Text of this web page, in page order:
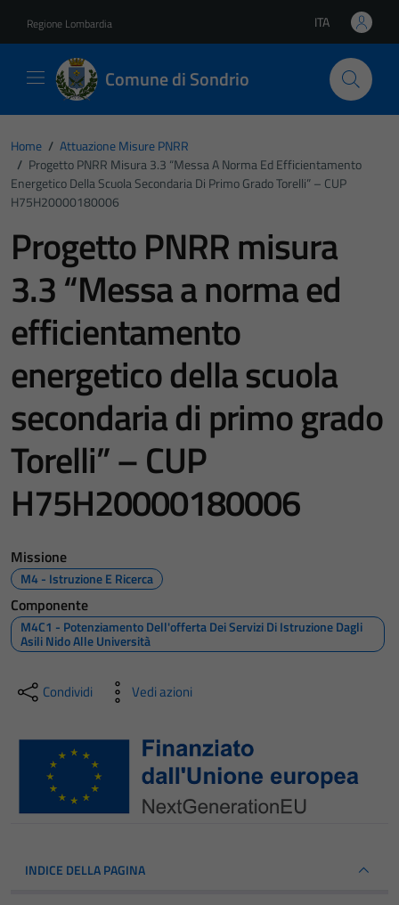
Regione Lombardia Lingua attiva:
ITA
Comune di Sondrio
Home / Attuazione Misure PNRR
/ Progetto PNRR Misura 3.3 “Messa A Norma Ed Efficientamento
Energetico Della Scuola Secondaria Di Primo Grado Torelli” – CUP
H75H20000180006
Progetto PNRR misura
3.3 “Messa a norma ed
efficientamento
energetico della scuola
secondaria di primo grado
Torelli” – CUP
H75H20000180006
Missione
M4 - Istruzione E Ricerca
Componente
M4C1 - Potenziamento Dell'offerta Dei Servizi Di Istruzione Dagli
Asili Nido Alle Università
Condividi Vedi azioni
INDICE DELLA PAGINA